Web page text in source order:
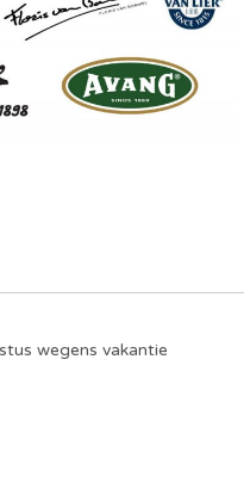
wegens vakantie